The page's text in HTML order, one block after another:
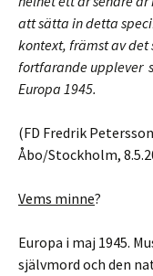
att sätta in detta
kontext, främst av det
fortfarande upplever
Europa 1945.
(FD Fredrik
Åbo/Stockholm,
Vems minne?
Europa i maj 1945.
självmord och den